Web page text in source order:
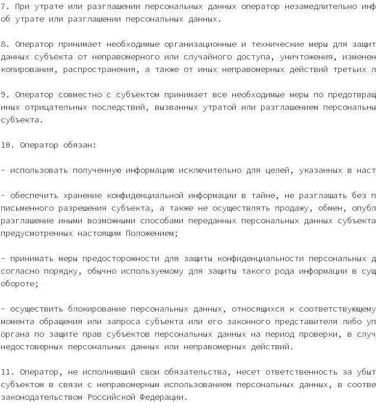
7. При утрате или разглашении персональных данных оператор незамедлительно
об утрате или разглашении персональных данных.
8. Оператор принимает необходимые организационные и технические меры для
данных субъекта от неправомерного или случайного доступа, уничтожения,
копирования, распространения, а также от иных неправомерных действий третьих
9. Оператор совместно с субъектом принимает все необходимые меры по
иных отрицательных последствий, вызванных утратой или разглашением
субъекта.
10. Оператор обязан:
- использовать полученную информацию исключительно для целей, указанных в
- обеспечить хранение конфиденциальной информации в тайне, не разглашать без
письменного разрешения субъекта, а также не осуществлять продажу, обмен,
разглашение иными возможными способами переданных персональных данных
предусмотренных настоящим Положением;
- принимать меры предосторожности для защиты конфиденциальности персональных
согласно порядку, обычно используемому для защиты такого рода информации в
обороте;
- осуществить блокирование персональных данных, относящихся к
момента обращения или запроса субъекта или его законного представителя либо
органа по защите прав субъектов персональных данных на период проверки, в
недостоверных персональных данных или неправомерных действий.
11. Оператор, не исполнивший свои обязательства, несет ответственность за
субъектом в связи с неправомерным использованием персональных данных, в
законодательством Российской Федерации.